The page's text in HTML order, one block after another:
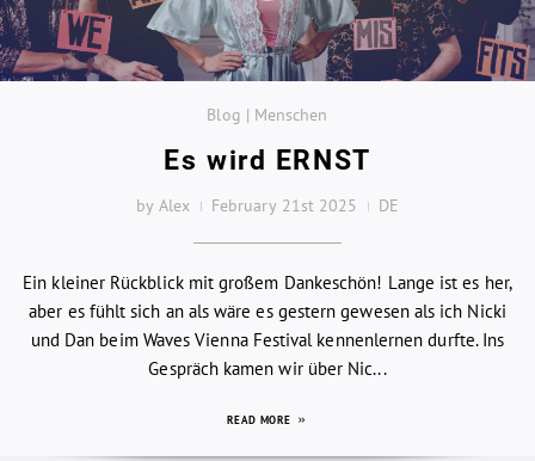
Blog | Menschen
Es wird ERNST
by Alex February 21st 2025 DE
Ein kleiner Rückblick mit großem Dankeschön! Lange ist es her,
aber es fühlt sich an als wäre es gestern gewesen als ich Nicki
und Dan beim Waves Vienna Festival kennenlernen durfte. Ins
Gespräch kamen wir über Nic...
READ MORE